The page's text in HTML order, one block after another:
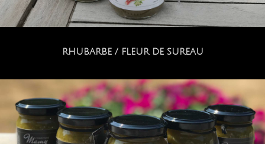
RHUBARBE / FLEUR DE SUREAU